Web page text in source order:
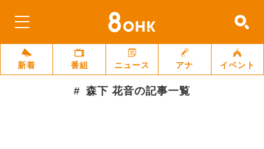
新着 番組 ニュース アナ イベント
森下 花音の記事一覧